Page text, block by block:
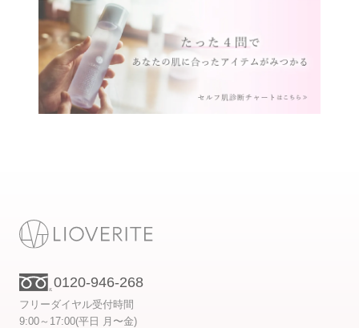
0120-946-268
フリーダイヤル受付時間
9:00～17:00(平日 月〜金)